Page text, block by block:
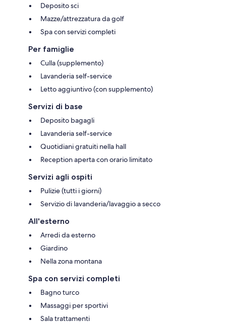
Deposito sci
Mazze/attrezzatura da golf
Spa con servizi completi
Per famiglie
Culla (supplemento)
Lavanderia self-service
Letto aggiuntivo (con supplemento)
Servizi di base
Deposito bagagli
Lavanderia self-service
Quotidiani gratuiti nella hall
Reception aperta con orario limitato
Servizi agli ospiti
Pulizie (tutti i giorni)
Servizio di lavanderia/lavaggio a secco
All'esterno
Arredi da esterno
Giardino
Nella zona montana
Spa con servizi completi
Bagno turco
Massaggi per sportivi
Sala trattamenti